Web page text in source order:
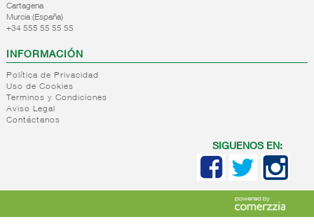
Bebidas
refrigeradas
otras
Mantequillas
Internacional
lacteos
Internacional
natas
mantequillas
Internacional
yogur,postre,otros
Margarinas+
Margarinas
Salazones,semi-
conservas
pescado,surimis
+
aceite
Quesos en
nacionales
cuñas
blanda,
piezas
Cartagena
Murcia (España)
+34 555 55 55 55
INFORMACIÓN
Política de Privacidad
Uso de Cookies
Terminos y Condiciones
Aviso Legal
Contáctanos
SIGUENOS EN: